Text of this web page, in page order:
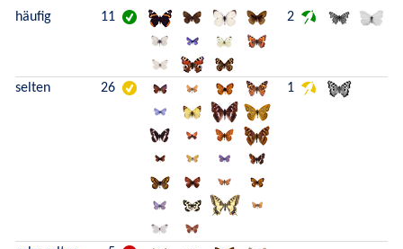
häufig 11 2
selten 26 1